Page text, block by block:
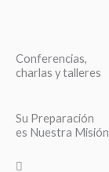
Conferencias,
charlas y talleres
Su Preparación
es Nuestra Misión